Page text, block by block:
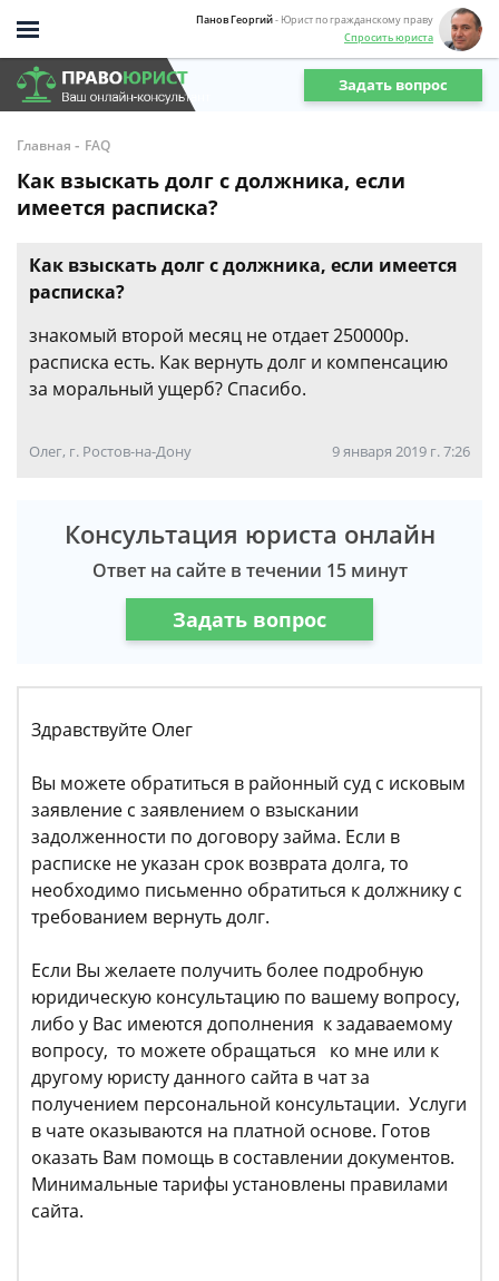
Панов Георгий- Юрист по гражданскому праву
Спросить юриста
Задать вопрос
Главная - FAQ
Как взыскать долг с должника, если
имеется расписка?
Как взыскать долг с должника, если имеется
расписка?
знакомый второй месяц не отдает 250000р.
расписка есть. Как вернуть долг и компенсацию
за моральный ущерб? Спасибо.
Олег, г. Ростов-на-Дону 9 января 2019 г. 7:26
Консультация юриста онлайн
Ответ на сайте в течении 15 минут
Задать вопрос
Здравствуйте Олег
Вы можете обратиться в районный суд с исковым
заявление с заявлением о взыскании
задолженности по договору займа. Если в
расписке не указан срок возврата долга, то
необходимо письменно обратиться к должнику с
требованием вернуть долг.
Если Вы желаете получить более подробную
юридическую консультацию по вашему вопросу,
либо у Вас имеются дополнения к задаваемому
вопросу, то можете обращаться ко мне или к
другому юристу данного сайта в чат за
получением персональной консультации. Услуги
в чате оказываются на платной основе. Готов
оказать Вам помощь в составлении документов.
Минимальные тарифы установлены правилами
сайта.